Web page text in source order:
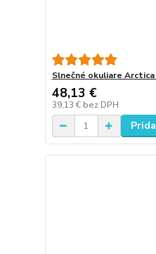
Slnečné okuliare
48,13 €
39,13 € bez DPH